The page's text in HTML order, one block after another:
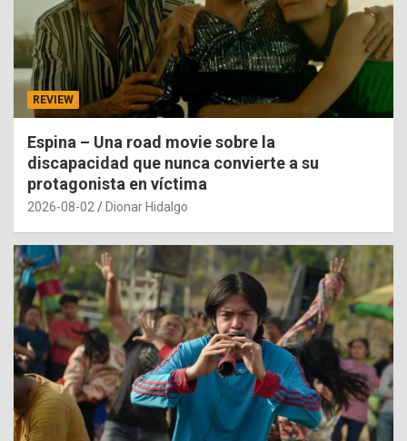
REVIEW
Espina – Una road movie sobre la
discapacidad que nunca convierte a su
protagonista en víctima
2026-08-02 Dionar Hidalgo